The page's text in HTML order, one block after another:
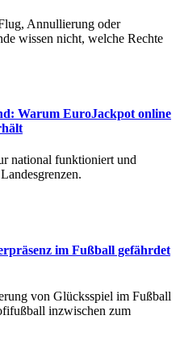
Annullierung oder
wissen nicht, welche Rechte
Warum EuroJackpot online
national funktioniert und
im Fußball gefährdet
von Glücksspiel im Fußball
inzwischen zum